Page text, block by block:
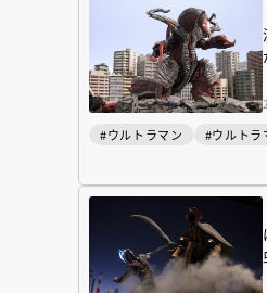
#ウルトラマン #ウルトラ